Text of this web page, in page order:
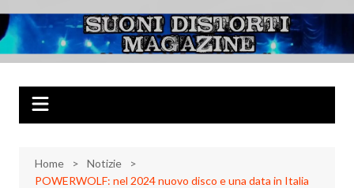
al
contenuto
Suoni Distorti
Magazine
Musica Rock, Metal, Punk e varie sonorità alternative
Home
Notizie
POWERWOLF: nel 2024 nuovo disco e una data in Italia